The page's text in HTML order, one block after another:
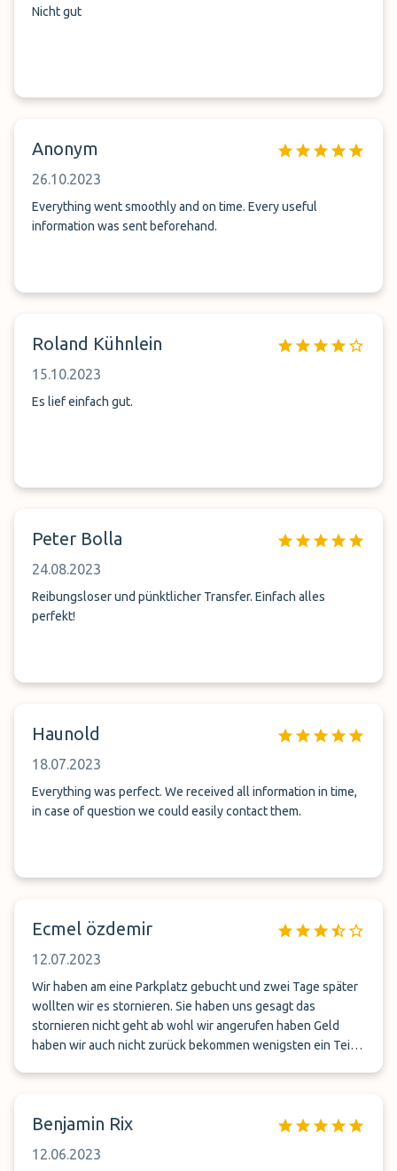
Nicht gut
Anonym
26.10.2023
Everything went smoothly and on time. Every useful
information was sent beforehand.
Roland Kühnlein
15.10.2023
Es lief einfach gut.
Peter Bolla
24.08.2023
Reibungsloser und pünktlicher Transfer. Einfach alles
perfekt!
Haunold
18.07.2023
Everything was perfect. We received all information in time,
in case of question we could easily contact them.
Ecmel özdemir
12.07.2023
Wir haben am eine Parkplatz gebucht und zwei Tage später
wollten wir es stornieren. Sie haben uns gesagt das
stornieren nicht geht ab wohl wir angerufen haben Geld
haben wir auch nicht zurück bekommen wenigsten ein Teil
Benjamin Rix
12.06.2023